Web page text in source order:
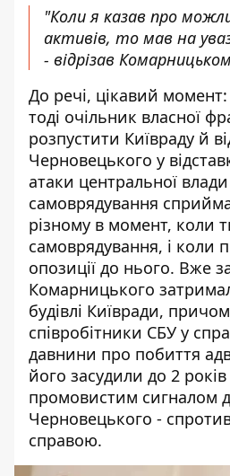
"Коли я казав про
активів, то мав на
- відрізав
До речі, цікавий момент:
тоді очільник власної
розпустити Київраду й
Черновецького у
атаки центральної
самоврядування
різному в момент, коли
самоврядування, і коли
опозиції до нього. Вже
Комарницького
будівлі Київради,
співробітники СБУ у
давнини про побиття
його засудили до 2
промовистим сигналом
Черновецького -
справою.